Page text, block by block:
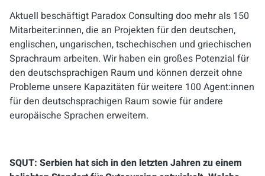
Aktuell beschäftigt Paradox Consulting doo mehr als 150
Mitarbeiter:innen, die an Projekten für den deutschen,
englischen, ungarischen, tschechischen und griechischen
Sprachraum arbeiten. Wir haben ein großes Potenzial für
den deutschsprachigen Raum und können derzeit ohne
Probleme unsere Kapazitäten für weitere 100 Agent:innen
für den deutschsprachigen Raum sowie für andere
europäische Sprachen erweitern.
SQUT: Serbien hat sich in den letzten Jahren zu einem